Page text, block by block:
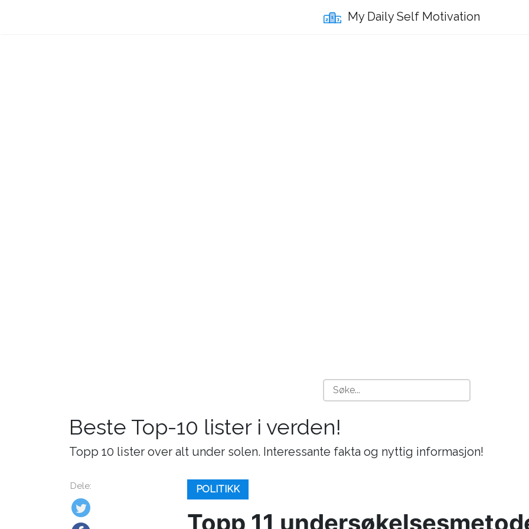
My Daily Self Motivation
Beste Top-10 lister i verden!
Topp 10 lister over alt under solen. Interessante fakta og nyttig informasjon!
Dele: POLITIKK
Topp 11